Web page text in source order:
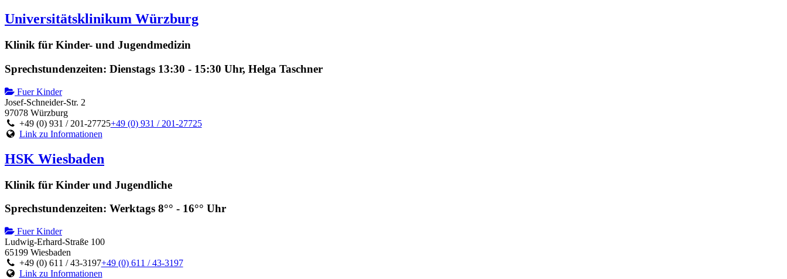
Universitätsklinikum Würzburg
Klinik für Kinder- und Jugendmedizin
Sprechstundenzeiten: Dienstags 13:30 - 15:30 Uhr, Helga Taschner
Fuer Kinder
Josef-Schneider-Str. 2
97078 Würzburg
+49 (0) 931 / 201-27725+49 (0) 931 / 201-27725
Link zu Informationen
HSK Wiesbaden
Klinik für Kinder und Jugendliche
Sprechstundenzeiten: Werktags 8°° - 16°° Uhr
Fuer Kinder
Ludwig-Erhard-Straße 100
65199 Wiesbaden
+49 (0) 611 / 43-3197+49 (0) 611 / 43-3197
Link zu Informationen